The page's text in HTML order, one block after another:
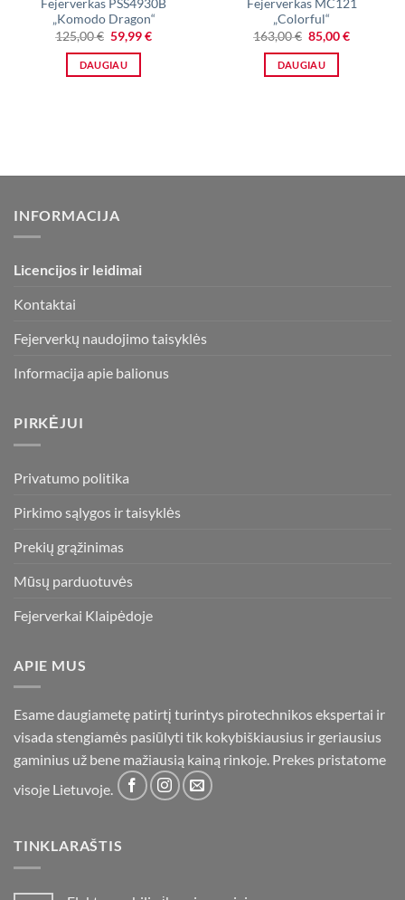
Fejerverkas PSS4930B
„Komodo Dragon“
125,00€ Original
price
was:
125,00 €.
59,99€Current
DAUGIAU
Fejerverkas MC121
„Colorful“
163,00€ Original
price
was:
163,00 €.
85,00€Current
DAUGIAU
INFORMACIJA
Licencijos ir leidimai
Kontaktai
Fejerverkų naudojimo taisyklės
Informacija apie balionus
PIRKĖJUI
Privatumo politika
Pirkimo sąlygos ir taisyklės
Prekių grąžinimas
Mūsų parduotuvės
Fejerverkai Klaipėdoje
APIE MUS
Esame daugiametę patirtį turintys pirotechnikos ekspertai ir
visada stengiamės pasiūlyti tik kokybiškiausius ir geriausius
gaminius už bene mažiausią kainą rinkoje. Prekes pristatome
visoje Lietuvoje.
TINKLARAŠTIS